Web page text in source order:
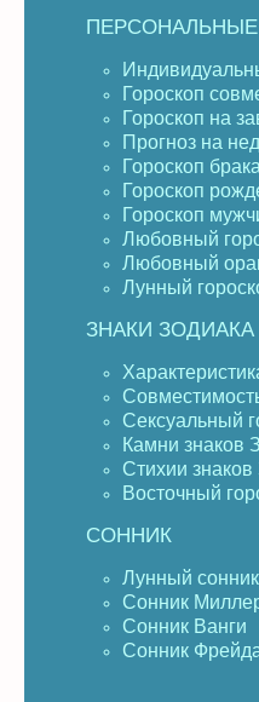
Гороскоп
Гороскоп на
Прогноз на
Гороскоп брака
Гороскоп
Гороскоп
Любовный
Любовный
Лунный
ЗНАКИ ЗОДИАКА
Сексуальный
Камни знаков
Стихии знаков
Восточный
СОННИК
Лунный сонник
Сонник
Сонник Ванги
Сонник